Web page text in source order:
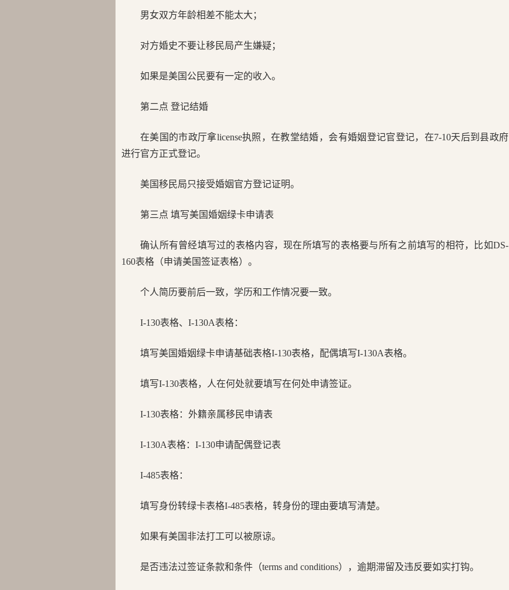
男女双方年龄相差不能太大；
对方婚史不要让移民局产生嫌疑；
如果是美国公民要有一定的收入。
第二点 登记结婚
在美国的市政厅拿license执照，在教堂结婚，会有婚姻登记官登记，在7-10天后到县政府
进行官方正式登记。
美国移民局只接受婚姻官方登记证明。
第三点 填写美国婚姻绿卡申请表
确认所有曾经填写过的表格内容，现在所填写的表格要与所有之前填写的相符，比如DS-
160表格（申请美国签证表格）。
个人简历要前后一致，学历和工作情况要一致。
I-130表格、I-130A表格：
填写美国婚姻绿卡申请基础表格I-130表格，配偶填写I-130A表格。
填写I-130表格，人在何处就要填写在何处申请签证。
I-130表格：外籍亲属移民申请表
I-130A表格：I-130申请配偶登记表
I-485表格：
填写身份转绿卡表格I-485表格，转身份的理由要填写清楚。
如果有美国非法打工可以被原谅。
是否违法过签证条款和条件（terms and conditions），逾期滞留及违反要如实打钩。